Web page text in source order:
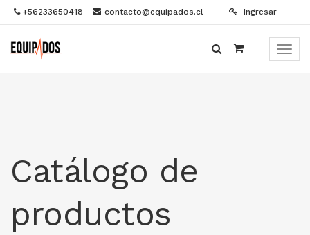
+56233650418 contacto@equipados.cl Ingresar
Menú
Catálogo de
productos